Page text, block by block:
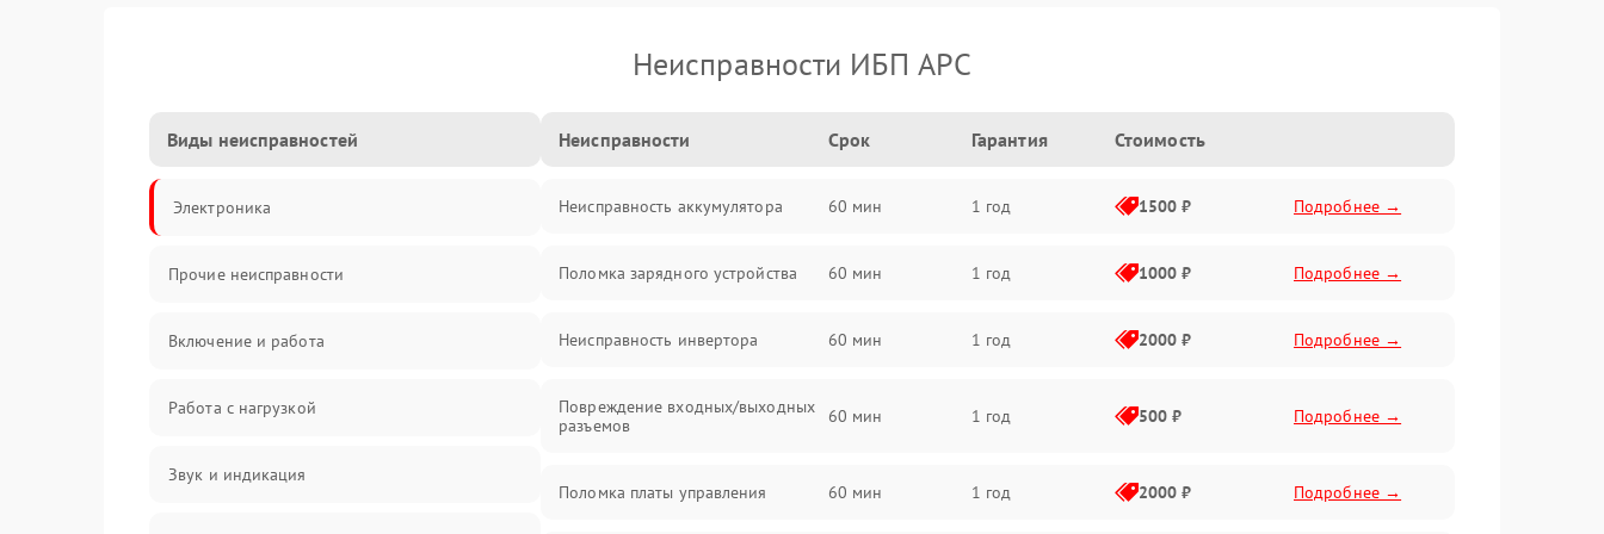
Неисправности ИБП APC
Виды неисправностей
Электроника
Прочие неисправности
Включение и работа
Работа с нагрузкой
Звук и индикация
Неисправности Срок Гарантия Стоимость
Неисправность аккумулятора 60 мин 1 год 1500 ₽ Подробнее →
Поломка зарядного устройства 60 мин 1 год 1000 ₽ Подробнее →
Неисправность инвертора 60 мин 1 год 2000 ₽ Подробнее →
Повреждение входных/выходных
разъемов
60 мин 1 год 500 ₽ Подробнее →
Поломка платы управления 60 мин 1 год 2000 ₽ Подробнее →